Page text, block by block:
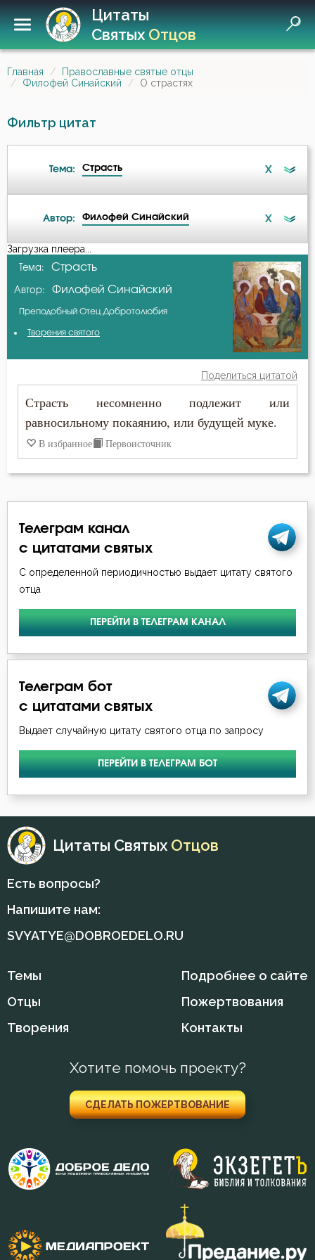
Цитаты
СвятыхОтцов
Главная
Православные святые отцы
Филофей Синайский
О страстях
Фильтр цитат
Тема: Страсть X
Бесы
Борьба
Воздержание
Мысли
Совесть
Трезвение
Ум
Язык
Автор: Филофей Синайский X
А-я
Авва Дорофей
Амвросий Оптинский (Гренков)
Антоний Великий
Антоний Оптинский (Путилов)
Афанасий Великий
Григорий Богослов
Григорий Нисский
Григорий Палама
Зосима Палестинский
Игнатий Брянчанинов
Илия Екдик
Иоанн Карпафский
Иоанн Кассиан Римлянин
Исидор Пелусиот
Макарий Великий
Макарий Оптинский (Иванов)
Максим Исповедник
Никита Стифат
Загрузка плеера...
Тема: Страсть
Автор: Филофей Синайский
Преподобный Отец Добротолюбия
Творения святого
Поделиться цитатой
Страсть несомненно подлежит или
равносильному покаянию, или будущей муке.
В избранное Первоисточник
Телеграм канал
с цитатами святых
С определенной периодичностью выдает цитату святого
отца
ПЕРЕЙТИ В ТЕЛЕГРАМ КАНАЛ
Телеграм бот
с цитатами святых
Выдает случайную цитату святого отца по запросу
ПЕРЕЙТИ В ТЕЛЕГРАМ БОТ
Цитаты Святых Отцов
Есть вопросы?
Напишите нам:
SVYATYE@DOBROEDELO.RU
Темы
Отцы
Творения
Подробнее о сайте
Пожертвования
Контакты
Хотите помочь проекту?
СДЕЛАТЬ ПОЖЕРТВОВАНИЕ